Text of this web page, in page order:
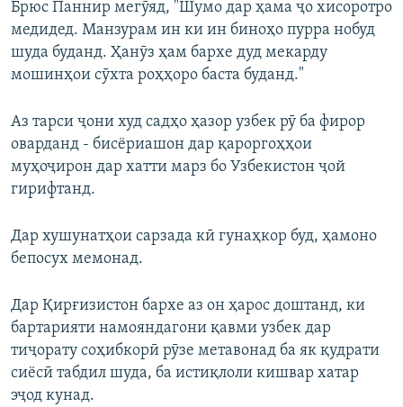
Брюс Паннир мегӯяд, "Шумо дар ҳама ҷо хисоротро
медидед. Манзурам ин ки ин биноҳо пурра нобуд
шуда буданд. Ҳанӯз ҳам бархе дуд мекарду
мошинҳои сӯхта роҳҳоро баста буданд."
Аз тарси ҷони худ садҳо ҳазор узбек рӯ ба фирор
оварданд - бисёриашон дар қароргоҳҳои
муҳоҷирон дар хатти марз бо Узбекистон ҷой
гирифтанд.
Дар хушунатҳои сарзада кӣ гунаҳкор буд, ҳамоно
бепосух мемонад.
Дар Қирғизистон бархе аз он ҳарос доштанд, ки
бартарияти намояндагони қавми узбек дар
тиҷорату соҳибкорӣ рӯзе метавонад ба як қудрати
сиёсӣ табдил шуда, ба истиқлоли кишвар хатар
эҷод кунад.